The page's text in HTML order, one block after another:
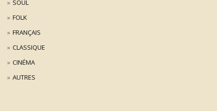
SOUL
FOLK
FRANÇAIS
CLASSIQUE
CINÉMA
AUTRES